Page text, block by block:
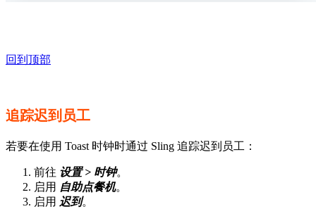
回到顶部
追踪迟到员工
若要在使用 Toast 时钟时通过 Sling 追踪迟到员工：
前往 设置 > 时钟。
启用 自助点餐机。
启用 迟到。